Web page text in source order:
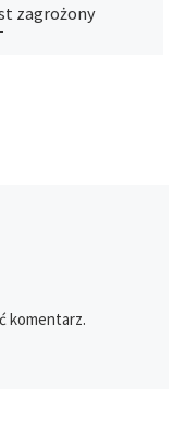
zagrożony
komentarz.